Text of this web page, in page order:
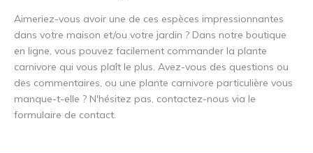
Aimeriez-vous avoir une de ces espèces impressionnantes
dans votre maison et/ou votre jardin ? Dans notre boutique
en ligne, vous pouvez facilement commander la plante
carnivore qui vous plaît le plus. Avez-vous des questions ou
des commentaires, ou une plante carnivore particulière vous
manque-t-elle ? N'hésitez pas, contactez-nous via le
formulaire de contact.